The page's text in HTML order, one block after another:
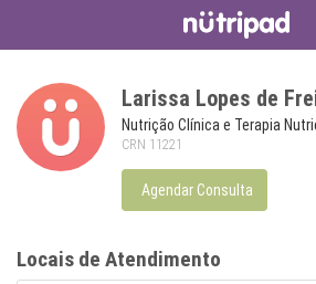
Larissa Lopes de
Nutrição Clínica e Terapia
CRN 11221
Agendar Consulta
Locais de Atendimento